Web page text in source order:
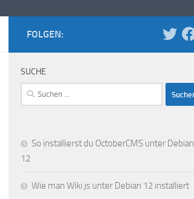
FOLGEN:
SUCHE
Suchen
nach:
So installierst du OctoberCMS unter Debian
12
Wie man Wiki.js unter Debian 12 installiert